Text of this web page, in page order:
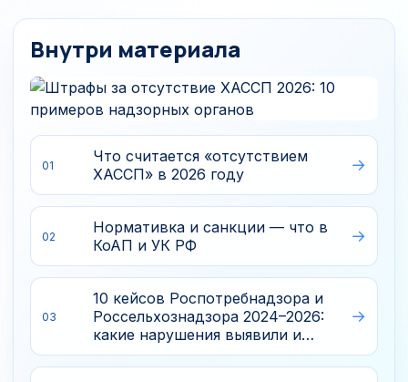
Внутри материала
01
Что считается «отсутствием
ХАССП» в 2026 году
02
Нормативка и санкции — что в
КоАП и УК РФ
03
10 кейсов Роспотребнадзора и
Россельхознадзора 2024–2026:
какие нарушения выявили и…